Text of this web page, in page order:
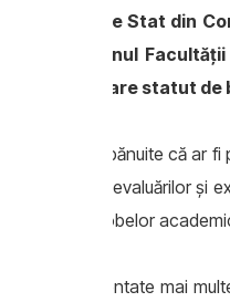
de Stat din
și decanul
universității are statut
vizate sunt bănuite că ar
promovarea evaluărilor și
a probelor
fost documentate mai